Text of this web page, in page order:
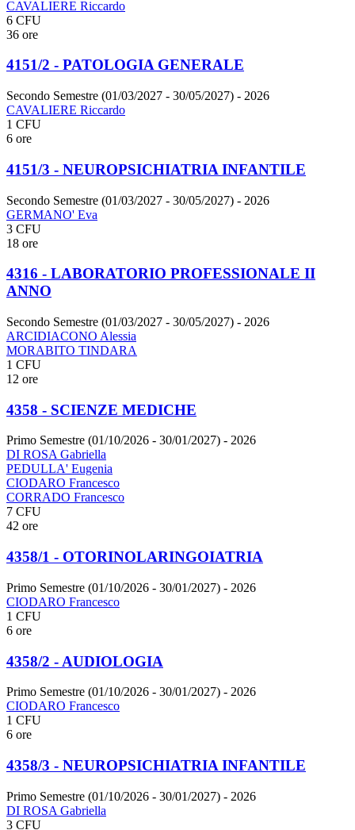
CAVALIERE Riccardo
6 CFU
36 ore
4151/2 - PATOLOGIA GENERALE
Secondo Semestre (01/03/2027 - 30/05/2027) - 2026
CAVALIERE Riccardo
1 CFU
6 ore
4151/3 - NEUROPSICHIATRIA INFANTILE
Secondo Semestre (01/03/2027 - 30/05/2027) - 2026
GERMANO' Eva
3 CFU
18 ore
4316 - LABORATORIO PROFESSIONALE II
ANNO
Secondo Semestre (01/03/2027 - 30/05/2027) - 2026
ARCIDIACONO Alessia
MORABITO TINDARA
1 CFU
12 ore
4358 - SCIENZE MEDICHE
Primo Semestre (01/10/2026 - 30/01/2027) - 2026
DI ROSA Gabriella
PEDULLA' Eugenia
CIODARO Francesco
CORRADO Francesco
7 CFU
42 ore
4358/1 - OTORINOLARINGOIATRIA
Primo Semestre (01/10/2026 - 30/01/2027) - 2026
CIODARO Francesco
1 CFU
6 ore
4358/2 - AUDIOLOGIA
Primo Semestre (01/10/2026 - 30/01/2027) - 2026
CIODARO Francesco
1 CFU
6 ore
4358/3 - NEUROPSICHIATRIA INFANTILE
Primo Semestre (01/10/2026 - 30/01/2027) - 2026
DI ROSA Gabriella
3 CFU